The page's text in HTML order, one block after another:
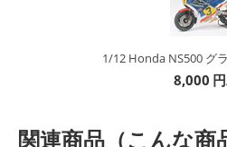
1/12 Honda NS500 グ
8,000円
関連商品（こんな商